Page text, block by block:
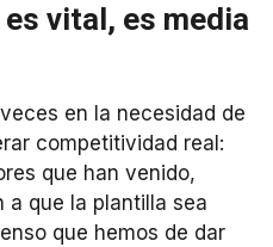
vital, es media
en la necesidad de
competitividad real:
que han venido,
a que la plantilla sea
que hemos de dar